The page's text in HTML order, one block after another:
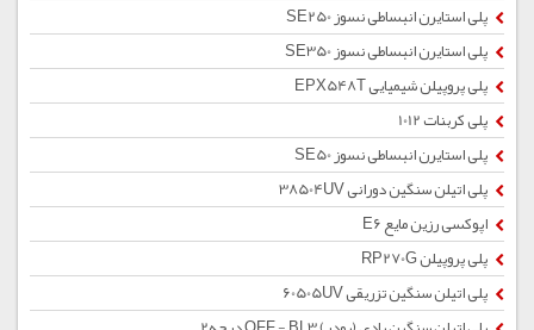
پلی استایرن انبساطی نسوز SE250
پلی استایرن انبساطی نسوز SE350
پلی پروپیلن شیمیایی EPX548T
پلی کربنات 1012
پلی استایرن انبساطی نسوز SE50
پلی اتیلن سنگین دورانی 38504UV
اپوکسی رزین مایع E6
پلی پروپیلن RP270G
پلی اتیلن سنگین تزریقی 60505UV